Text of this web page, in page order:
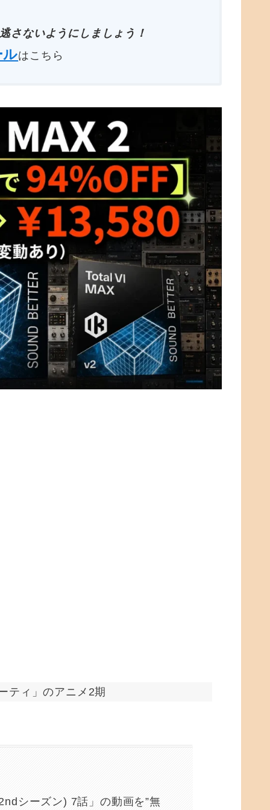
さないようにしましょう！
はこちら
ティ」のアニメ2期
シーズン) 7話」の動画を”無